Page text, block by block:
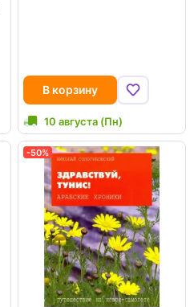
В корзину
10 августа (Пн)
-50%